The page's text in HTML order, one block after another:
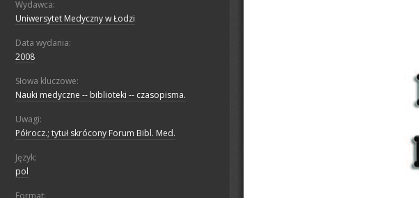
Wydawca:
Uniwersytet Medyczny w Łodzi
Data wydania:
2008
Słowa kluczowe:
Nauki medyczne -- biblioteki -- czasopisma.
Uwagi:
Półrocz.; tytuł skrócony Forum Bibl. Med.
Język:
pol